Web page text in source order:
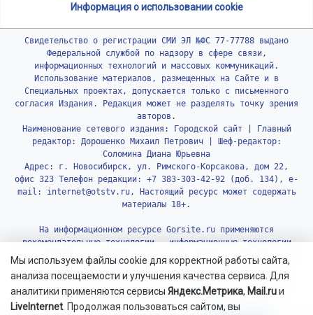
Мы используем файлы cookie для корректной работы сайта,
анализа посещаемости и улучшения качества сервиса. Для
аналитики применяются сервисы Яндекс.Метрика, Mail.ruи
LiveInternet . Продолжая пользоваться сайтом, вы
Информация о использовании cookie
Свидетельство о регистрации СМИ ЭЛ №ФС 77-77788 выдано
Федеральной службой по надзору в сфере связи,
информационных технологий и массовых коммуникаций.
Использование материалов, размещенных на Сайте и в
Специальных проектах, допускается только с письменного
согласия Издания. Редакция может не разделять точку зрения
авторов.
Наименование сетевого издания: Городской сайт | Главный
редактор: Дорошенко Михаил Петрович | Шеф-редактор:
Соломина Диана Юрьевна
Адрес: г. Новосибирск, ул. Римского-Корсакова, дом 22,
офис 323 Телефон редакции: +7 383-303-42-92 (доб. 134), e-
mail: internet@otstv.ru, Настоящий ресурс может содержать
материалы 18+.
На информационном ресурсе Gorsite.ru применяются
рекомендательные технологии - информационные технологии
предоставления информации на основе сбора, систематизации
и анализа сведений, относящихся к предпочтениям
пользователей сети «Интернет», находящихся на территории
Российской Федерации.Подробнее.